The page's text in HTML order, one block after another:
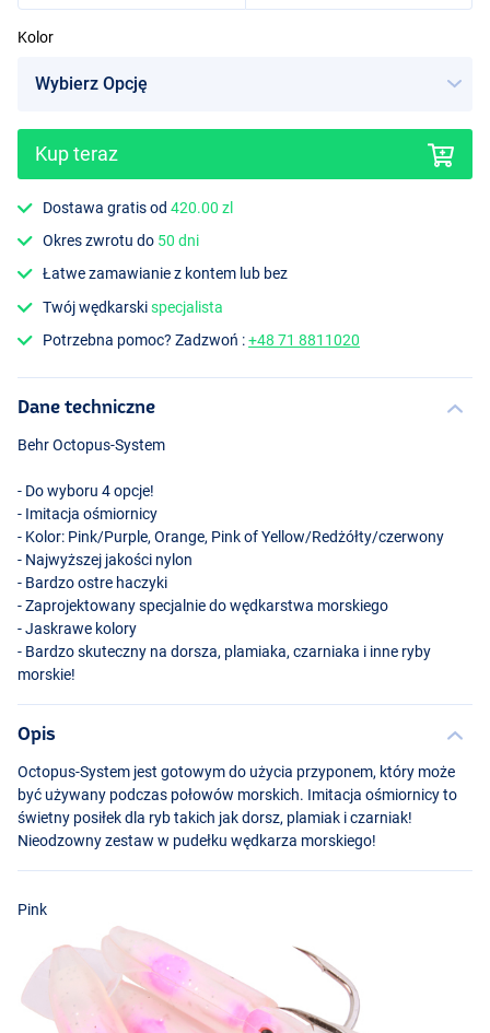
Kolor
Kup teraz
Dostawa gratis od420.00 zl
Okres zwrotu do 50 dni
Łatwe zamawianie z kontem lub bez
Twój wędkarskispecjalista
Potrzebna pomoc? Zadzwoń :+48 71 8811020
Dane techniczne
Behr Octopus-System
- Do wyboru 4 opcje!
- Imitacja ośmiornicy
- Kolor: Pink/Purple, Orange, Pink of Yellow/Redżółty/czerwony
- Najwyższej jakości nylon
- Bardzo ostre haczyki
- Zaprojektowany specjalnie do wędkarstwa morskiego
- Jaskrawe kolory
- Bardzo skuteczny na dorsza, plamiaka, czarniaka i inne ryby
morskie!
Opis
Octopus-System jest gotowym do użycia przyponem, który może
być używany podczas połowów morskich. Imitacja ośmiornicy to
świetny posiłek dla ryb takich jak dorsz, plamiak i czarniak!
Nieodzowny zestaw w pudełku wędkarza morskiego!
Pink